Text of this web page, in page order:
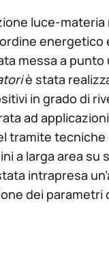
luce-
energetico
messa a
è stata
in grado di
ad
tramite tecniche
a larga area
intrapresa
dei